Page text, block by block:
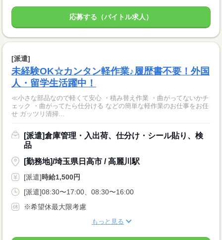
応募する（バイトル求人）
[派遣]
未経験OK☆カンタン軽作業♪履歴書不要！外国
人・留学生活躍中！
≪小さな部品なので軽くて安心 ・積み替え作業 ・曲がってないかチ
ェック ・曲がってたら仕分ける などの簡単な軽作業のお仕事をお任
せ ガッツリ清掃...
[派遣]倉庫管理・入出荷、仕分け・シール貼り、検
品
[勤務地]/埼玉県日高市 / 高麗川駅
[派遣]時給1,500円
[派遣]08:30〜17:00、08:30〜16:00
※希望休最大限考慮
もっと見る